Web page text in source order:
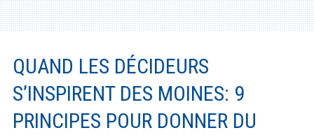
Outils
QUAND LES DÉCIDEURS
S’INSPIRENT DES MOINES: 9
PRINCIPES POUR DONNER DU